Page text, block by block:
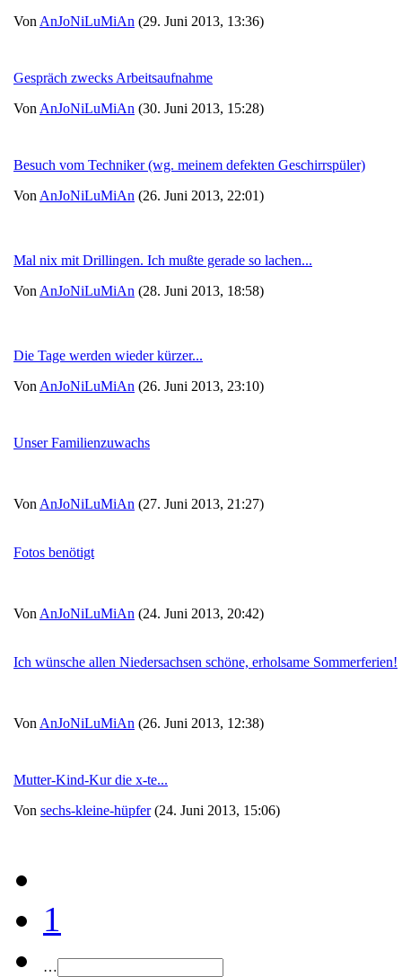
Von AnJoNiLuMiAn (29. Juni 2013, 13:36)
Gespräch zwecks Arbeitsaufnahme
Von AnJoNiLuMiAn (30. Juni 2013, 15:28)
Besuch vom Techniker (wg. meinem defekten Geschirrspüler)
Von AnJoNiLuMiAn (26. Juni 2013, 22:01)
Mal nix mit Drillingen. Ich mußte gerade so lachen...
Von AnJoNiLuMiAn (28. Juni 2013, 18:58)
Die Tage werden wieder kürzer...
Von AnJoNiLuMiAn (26. Juni 2013, 23:10)
Unser Familienzuwachs
Von AnJoNiLuMiAn (27. Juni 2013, 21:27)
Fotos benötigt
Von AnJoNiLuMiAn (24. Juni 2013, 20:42)
Ich wünsche allen Niedersachsen schöne, erholsame Sommerferien!
Von AnJoNiLuMiAn (26. Juni 2013, 12:38)
Mutter-Kind-Kur die x-te...
Von sechs-kleine-hüpfer(24. Juni 2013, 15:06)
1
…